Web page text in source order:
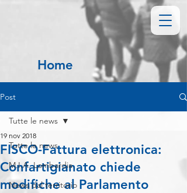
Home
Post
Tutte le news
M.I.A. Lombardia
News dal territorio
Tutte le news
FISCO-Fattura elettronica:
Confartigianato chiede
modifiche al Parlamento
19 nov 2018